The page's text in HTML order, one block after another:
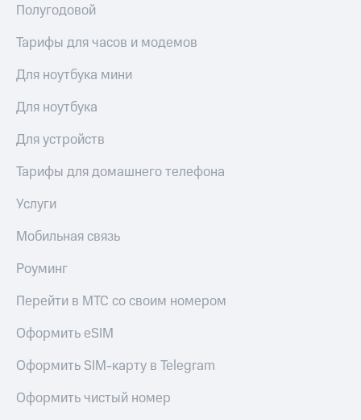
Оплата
и
с
на карту
МТС Pay
коду
за границей
магазин
Смартфоны
и
часы
Полугодовой
Тарифы для часов и модемов
Для ноутбука мини
Для ноутбука
Для устройств
Тарифы для домашнего телефона
Услуги
Мобильная связь
Роуминг
Перейти в МТС со своим номером
Оформить eSIM
Оформить SIM-карту в Telegram
Оформить чистый номер